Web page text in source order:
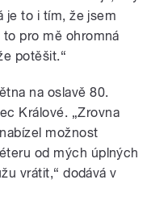
je to i tím, že jsem
pro mě ohromná
potěšit.“
na oslavě 80.
Králové. „Zrovna
možnost
od mých úplných
vrátit,“ dodává v